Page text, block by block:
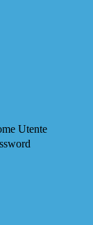
Utente